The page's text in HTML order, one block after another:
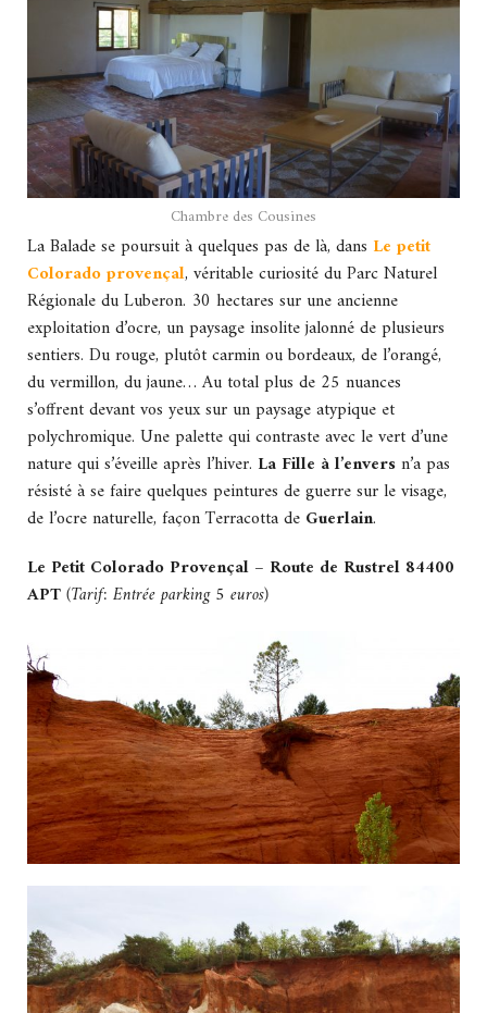
Chambre des Cousines
La Balade se poursuit à quelques pas de là, dans Le petit
Colorado provençal, véritable curiosité du Parc Naturel
Régionale du Luberon. 30 hectares sur une ancienne
exploitation d’ocre, un paysage insolite jalonné de plusieurs
sentiers. Du rouge, plutôt carmin ou bordeaux, de l’orangé,
du vermillon, du jaune… Au total plus de 25 nuances
s’offrent devant vos yeux sur un paysage atypique et
polychromique. Une palette qui contraste avec le vert d’une
nature qui s’éveille après l’hiver. La Fille à l’enversn’a pas
résisté à se faire quelques peintures de guerre sur le visage,
de l’ocre naturelle, façon Terracotta de Guerlain.
Le Petit Colorado Provençal – Route de Rustrel 84400
APT(Tarif: Entrée parking 5 euros)